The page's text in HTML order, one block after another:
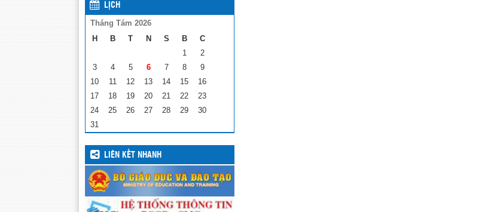
LỊCH
Tháng Tám 2026
H
B T N S B
C
1
2
3
4 5 6 7 8
9
10
11 12 13 14 15
16
17
18 19 20 21 22
23
24
25 26 27 28 29
30
31
LIÊN KẾT NHANH